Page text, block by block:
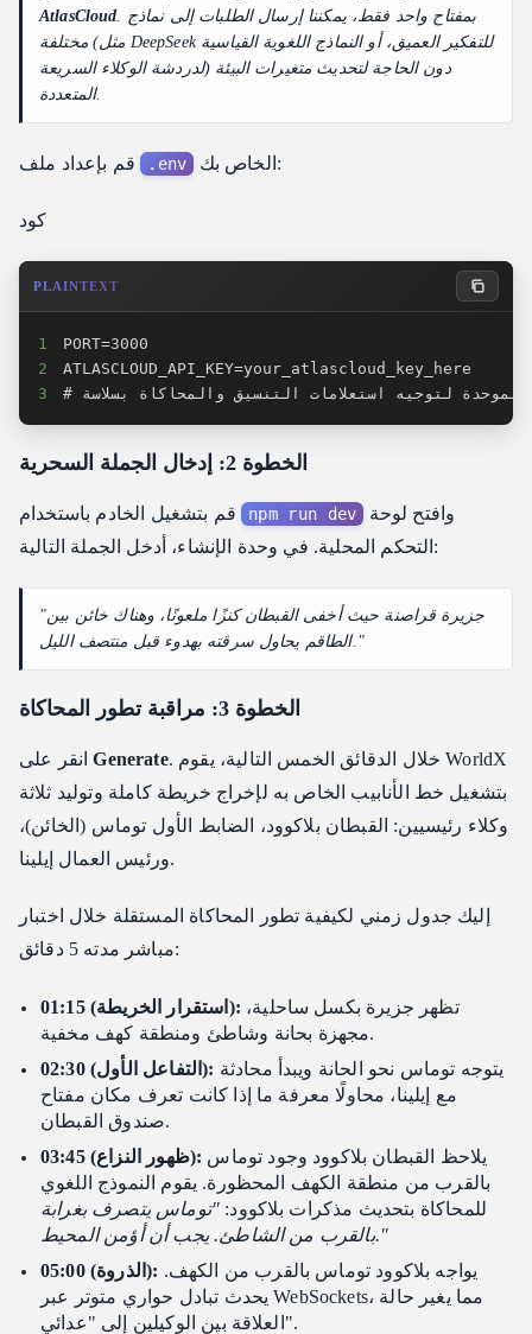
AtlasCloud
مختلفة (مثل DeepSeek للتفكير العميق، أو النماذج اللغوية القياسية
لدردشة الوكلاء السريعة) دون الحاجة لتحديث متغيرات البيئة
المتعددة.
قم بإعداد ملف .env الخاص بك:
كود
PLAINTEXT
1
2
3
لتوجيه استعلامات التنسيق والمحاكاة بسلاسة
الخطوة 2: إدخال الجملة السحرية
قم بتشغيل الخادم باستخدام npm run dev
التحكم المحلية. في وحدة الإنشاء، أدخل الجملة التالية:
"جزيرة قراصنة حيث أخفى القبطان كنزًا ملعونًا، وهناك خائن بين
الطاقم يحاول سرقته بهدوء قبل منتصف الليل."
الخطوة 3: مراقبة تطور المحاكاة
انقر علىGenerate. خلال الدقائق الخمس التالية، يقوم WorldX
بتشغيل خط الأنابيب الخاص به لإخراج خريطة كاملة وتوليد ثلاثة
وكلاء رئيسيين: القبطان بلاكوود، الضابط الأول توماس (الخائن)،
ورئيس العمال إيلينا.
إليك جدول زمني لكيفية تطور المحاكاة المستقلة خلال اختبار
مباشر مدته 5 دقائق:
01:15 (استقرار الخريطة):
مجهزة بحانة وشاطئ ومنطقة كهف مخفية.
02:30 (التفاعل الأول):
مع إيلينا، محاولًا معرفة ما إذا كانت تعرف مكان مفتاح
صندوق القبطان.
03:45 (ظهور النزاع):
بالقرب من منطقة الكهف المحظورة. يقوم النموذج اللغوي
للمحاكاة بتحديث مذكرات بلاكوود: "توماس يتصرف بغرابة
بالقرب من الشاطئ. يجب أن أؤمن المحيط."
05:00 (الذروة):
يحدث تبادل حواري متوتر عبر WebSockets، مما يغير حالة
العلاقة بين الوكيلين إلى "عدائي".